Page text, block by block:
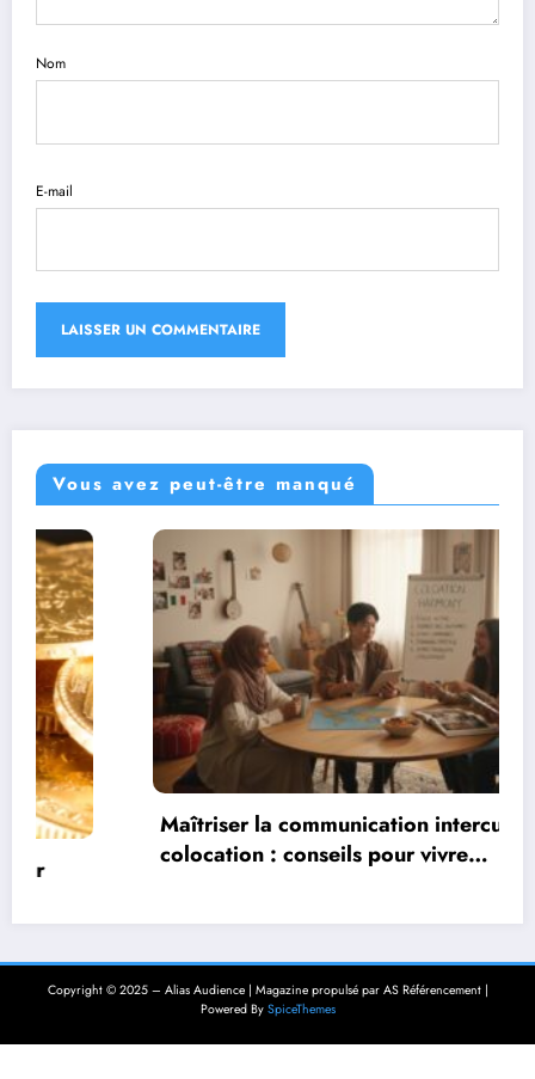
Nom
E-mail
Vous avez peut-être manqué
Maîtriser la communication interculturelle en
colocation : conseils pour vivre
Copyright © 2025 – Alias Audience | Magazine propulsé par AS Référencement |
Powered By SpiceThemes